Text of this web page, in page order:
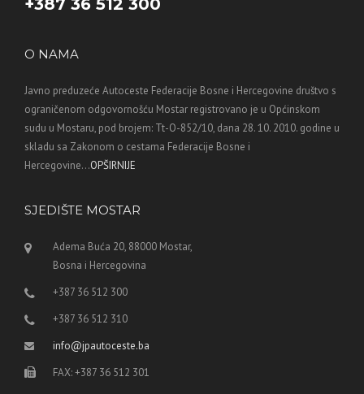
+387 36 512 300
O NAMA
Javno preduzeće Autoceste Federacije Bosne i Hercegovine društvo s
ograničenom odgovornošću Mostar registrovano je u Općinskom
sudu u Mostaru, pod brojem: Tt-O-852/10, dana 28. 10. 2010. godine u
skladu sa Zakonom o cestama Federacije Bosne i
Hercegovine...OPŠIRNIJE
SJEDIŠTE MOSTAR
Adema Buća 20, 88000 Mostar,
Bosna i Hercegovina
+387 36 512 300
+387 36 512 310
info@jpautoceste.ba
FAX: +387 36 512 301